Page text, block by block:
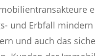
und Erbfall
und auch das